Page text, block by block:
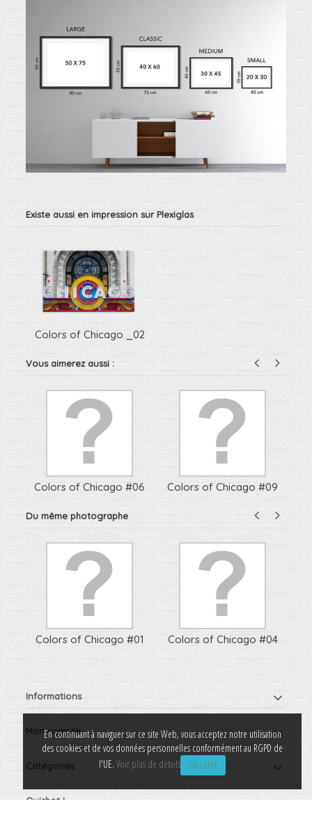
Existe aussi en impression sur Plexiglas
Colors of Chicago _02
Vous aimerez aussi :
Colors of Chicago #06 Colors of Chicago #09
Du même photographe
Colors of Chicago #01 Colors of Chicago #04
Informations
Mon compte
Catégories
Ouishot !
En continuant à naviguer sur ce site Web, vous acceptez notre utilisation
des cookies et de vos données personnelles conformément au RGPD de
l'UE. Voir plus de détails J'ACCEPTE